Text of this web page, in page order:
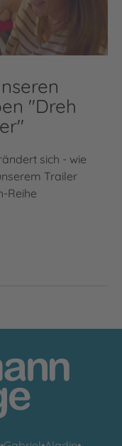
"Dreh
sich - wie
Trailer
Reihe